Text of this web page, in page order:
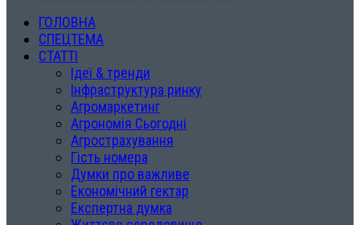
ГОЛОВНА
СПЕЦТЕМА
СТАТТІ
Ідеї & тренди
Інфраструктура ринку
Агромаркетинг
Агрономія Сьогодні
Агрострахування
Гість номера
Думки про важливе
Економічний гектар
Експертна думка